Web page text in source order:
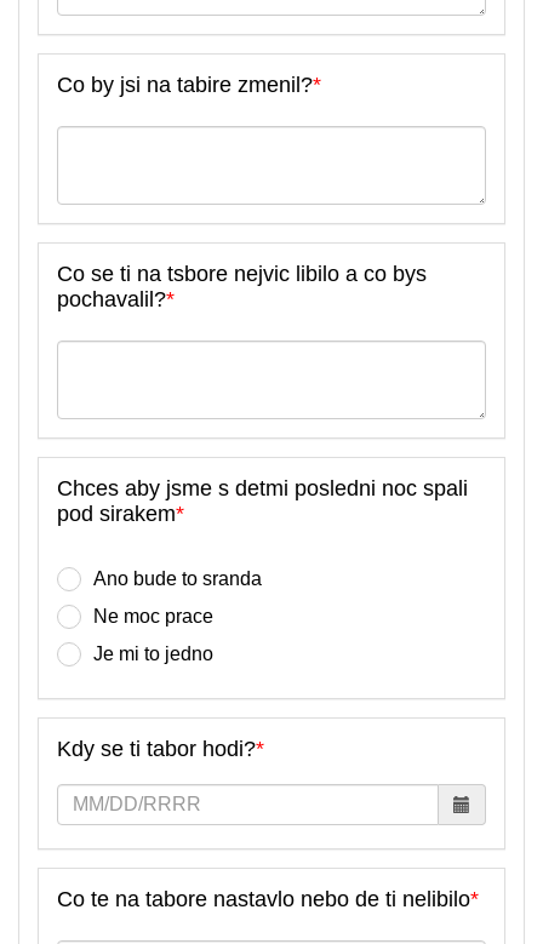
Co by jsi na tabire zmenil?*
Co se ti na tsbore nejvic libilo a co bys
pochavalil?*
Chces aby jsme s detmi posledni noc spali
pod sirakem*
Ano bude to sranda
Ne moc prace
Je mi to jedno
Kdy se ti tabor hodi?*
Co te na tabore nastavlo nebo de ti nelibilo*